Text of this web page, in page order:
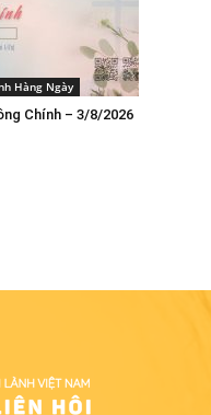
Hàng Ngày
Chính – 3/8/2026